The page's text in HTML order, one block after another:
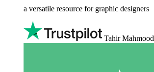
a versatile resource for graphic designers
Tahir Mahmood